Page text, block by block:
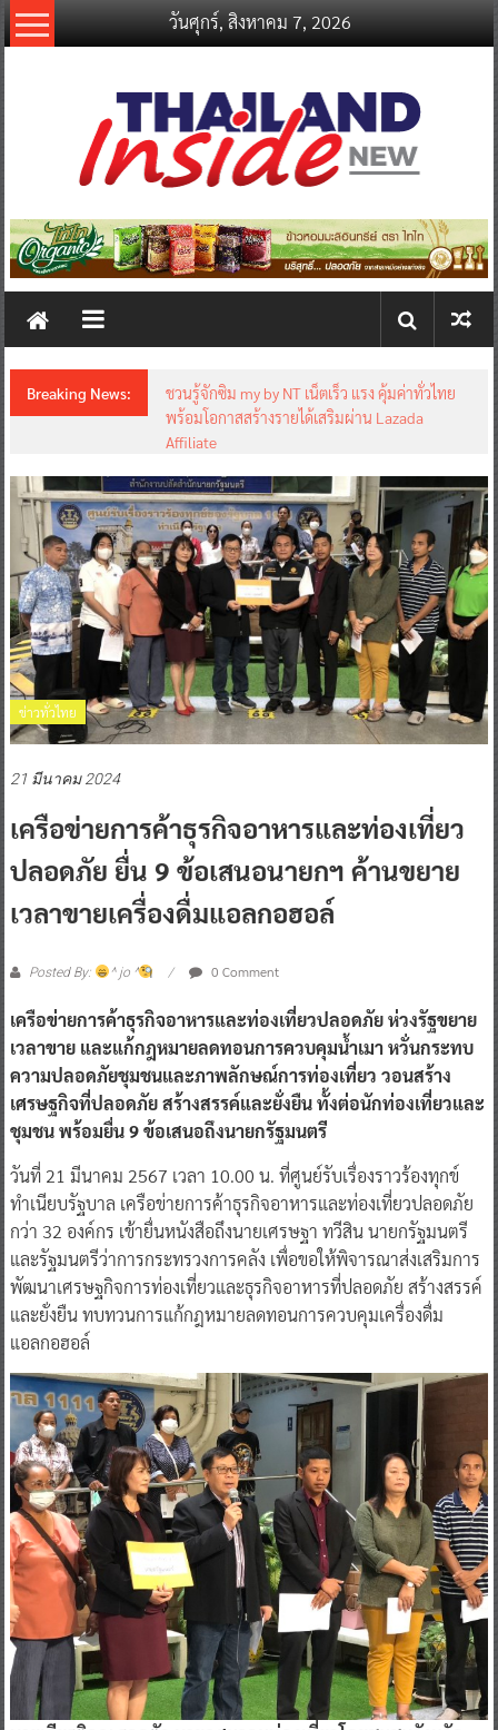
Skip
to
วันศุกร์, สิงหาคม 7, 2026
thailandinsidenew.com
Thailand
New
Breaking News:
ชวนรู้จักซิม my by NT เน็ตเร็ว แรง คุ้มค่าทั่วไทย
พร้อมโอกาสสร้างรายได้เสริมผ่าน Lazada
Affiliate
ข่าวทั่วไทย
21 มีนาคม 2024
เครือข่ายการค้าธุรกิจอาหารและท่องเที่ยว
ปลอดภัย ยื่น 9 ข้อเสนอนายกฯ ค้านขยาย
เวลาขายเครื่องดื่มแอลกอฮอล์
Posted By: ^ jo ^ 0 Comment
เครือข่ายการค้าธุรกิจอาหารและท่องเที่ยวปลอดภัย ห่วงรัฐขยาย
เวลาขาย และแก้กฎหมายลดทอนการควบคุมน้ำเมา หวั่นกระทบ
ความปลอดภัยชุมชนและภาพลักษณ์การท่องเที่ยว วอนสร้าง
เศรษฐกิจที่ปลอดภัย สร้างสรรค์และยั่งยืน ทั้งต่อนักท่องเที่ยวและ
ชุมชน พร้อมยื่น 9 ข้อเสนอถึงนายกรัฐมนตรี
วันที่ 21 มีนาคม 2567 เวลา 10.00 น. ที่ศูนย์รับเรื่องราวร้องทุกข์
ทำเนียบรัฐบาล เครือข่ายการค้าธุรกิจอาหารและท่องเที่ยวปลอดภัย
กว่า 32 องค์กร เข้ายื่นหนังสือถึงนายเศรษฐา ทวีสิน นายกรัฐมนตรี
และรัฐมนตรีว่าการกระทรวงการคลัง เพื่อขอให้พิจารณาส่งเสริมการ
พัฒนาเศรษฐกิจการท่องเที่ยวและธุรกิจอาหารที่ปลอดภัย สร้างสรรค์
และยั่งยืน ทบทวนการแก้กฎหมายลดทอนการควบคุมเครื่องดื่ม
แอลกอฮอล์